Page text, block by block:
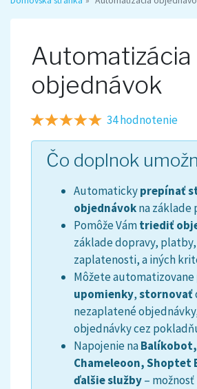
Automatizácia
objednávok
34 hodnotenie
Čo doplnok
Automatickyprepínať
objednávokna základe
Pomôže Vámtriediť
základe dopravy, platby,
zaplatenosti, a iných
Môžete automatizovane
upomienky,stornovať
nezaplatené
objednávky cez
Napojenie naBalíkobot,
Chameleoon, Shoptet
ďalšie služby–